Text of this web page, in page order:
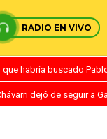
RADIO EN VIVO
habría buscado
dejó de seguir a